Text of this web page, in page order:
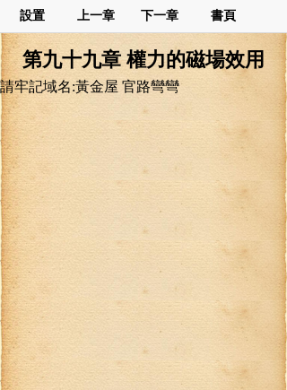
設置 上一章 下一章 書頁
第九十九章 權力的磁場效用
請牢記域名:黃金屋 官路彎彎